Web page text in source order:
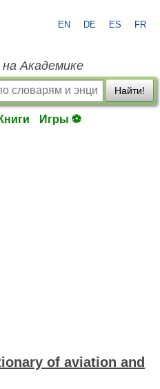
EN DE ES FR
Академике
Найти!
Книги Игры ⚽
of aviation and